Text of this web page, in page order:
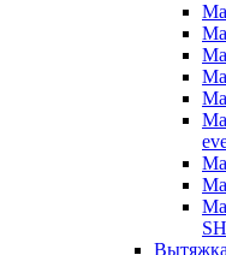
Вытяжка